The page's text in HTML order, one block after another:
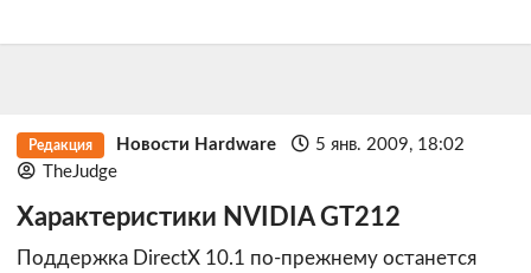
Редакция Новости Hardware
5 янв. 2009, 18:02
TheJudge
Характеристики NVIDIA GT212
Поддержка DirectX 10.1 по-прежнему останется